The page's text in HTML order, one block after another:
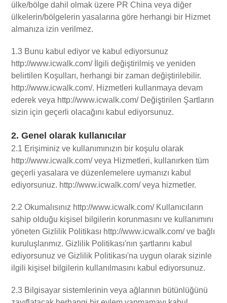
ülke/bölge dahil olmak üzere PR China veya diğer
ülkelerin/bölgelerin yasalarına göre herhangi bir Hizmet
almanıza izin verilmez.
1.3 Bunu kabul ediyor ve kabul ediyorsunuz
http://www.icwalk.com/ İlgili değiştirilmiş ve yeniden
belirtilen Koşulları, herhangi bir zaman değiştirilebilir.
http://www.icwalk.com/. Hizmetleri kullanmaya devam
ederek veya http://www.icwalk.com/ Değiştirilen Şartların
sizin için geçerli olacağını kabul ediyorsunuz.
2. Genel olarak kullanıcılar
2.1 Erişiminiz ve kullanımınızın bir koşulu olarak
http://www.icwalk.com/ veya Hizmetleri, kullanırken tüm
geçerli yasalara ve düzenlemelere uymanızı kabul
ediyorsunuz. http://www.icwalk.com/ veya hizmetler.
2.2 Okumalısınız http://www.icwalk.com/ Kullanıcıların
sahip olduğu kişisel bilgilerin korunmasını ve kullanımını
yöneten Gizlilik Politikası http://www.icwalk.com/ ve bağlı
kuruluşlarımız. Gizlilik Politikası'nın şartlarını kabul
ediyorsunuz ve Gizlilik Politikası'na uygun olarak sizinle
ilgili kişisel bilgilerin kullanılmasını kabul ediyorsunuz.
2.3 Bilgisayar sistemlerinin veya ağlarının bütünlüğünü